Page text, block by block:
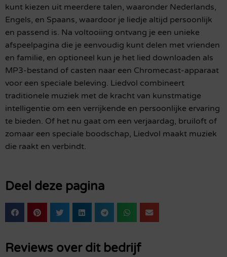
kunt kiezen uit meerdere talen, waaronder Nederlands,
Engels, en Spaans, waardoor je liedje altijd persoonlijk
en passend is. Na voltooiing ontvang je een unieke
afspeelpagina die je eenvoudig kunt delen met vrienden
en familie, en optioneel kun je het lied downloaden als
MP3-bestand of casten naar een Chromecast-apparaat
voor een speciale beleving. Liedvol combineert
traditionele muziek met de kracht van kunstmatige
intelligentie om een verrijkende en persoonlijke ervaring
te bieden. Of het nu gaat om een verjaardag, bruiloft of
zomaar een speciale boodschap, Liedvol maakt muziek
die raakt en verbindt.
Deel deze pagina
Reviews over dit bedrijf